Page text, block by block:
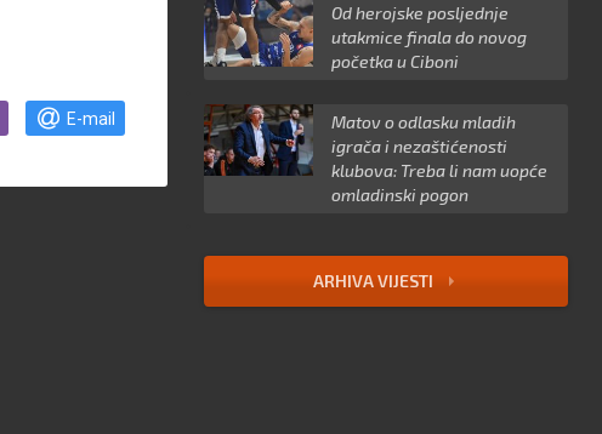
E-mail
Od herojske posljednje
utakmice finala do novog
početka u Ciboni
Matov o odlasku mladih
igrača i nezaštićenosti
klubova: Treba li nam uopće
omladinski pogon
ARHIVA VIJESTI